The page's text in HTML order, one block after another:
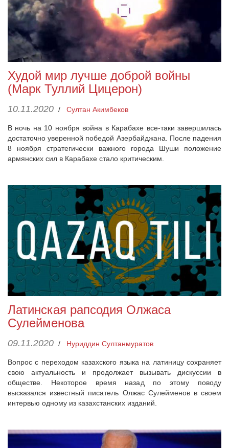
Худой мир лучше доброй войны
(Марк Туллий Цицерон)
10.11.2020 / Султан Акимбеков
В ночь на 10 ноября война в Карабахе все-таки завершилась
достаточно уверенной победой Азербайджана. После падения
8 ноября стратегически важного города Шуши положение
армянских сил в Карабахе стало критическим.
Латинская рапсодия Олжаса
Сулейменова
09.11.2020 / Нуриддин Султанмуратов
Вопрос с переходом казахского языка на латиницу сохраняет
свою актуальность и продолжает вызывать дискуссии в
обществе. Некоторое время назад по этому поводу
высказался известный писатель Олжас Сулейменов в своем
интервью одному из казахстанских изданий.